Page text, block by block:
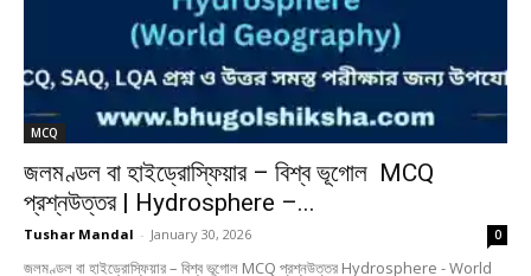
MCQ
জলমণ্ডল বা হাইড্রোস্ফিয়ার – বিশ্ব ভূগোল MCQ
প্রশ্নউত্তর | Hydrosphere –...
Tushar Mandal - January 30, 2026 0
জলমণ্ডল বা হাইড্রোস্ফিয়ার – বিশ্ব ভূগোল MCQ প্রশ্নউত্তর Hydrosphere - World